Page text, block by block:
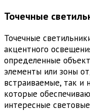
Точечные
Точечные
акцентного
определенные
элементы или зоны
встраиваемые, так и
которые
интересные